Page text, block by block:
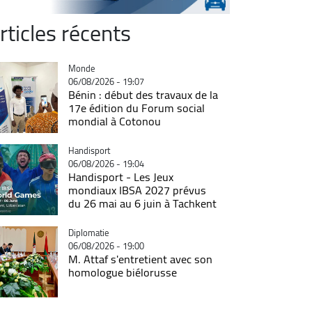
récents
Catégorie
Monde
06/08/2026 - 19:07
Bénin : début des travaux de la
17e édition du Forum social
mondial à Cotonou
Catégorie
Handisport
06/08/2026 - 19:04
Handisport - Les Jeux
mondiaux IBSA 2027 prévus
du 26 mai au 6 juin à Tachkent
Catégorie
Diplomatie
06/08/2026 - 19:00
M. Attaf s'entretient avec son
homologue biélorusse